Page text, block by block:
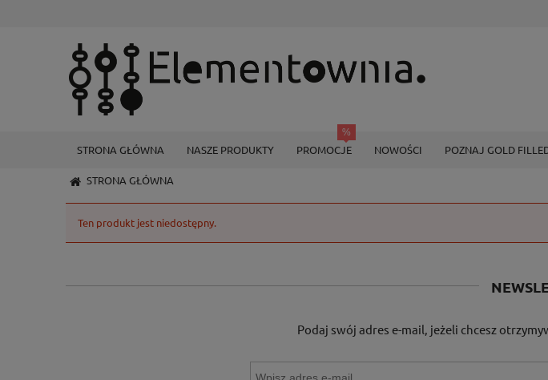
STRONA GŁÓWNA NASZE PRODUKTY PROMOCJE NOWOŚCI POZNAJ GOLD
STRONA GŁÓWNA
Ten produkt jest niedostępny.
Podaj swój adres e-mail, jeżeli chcesz